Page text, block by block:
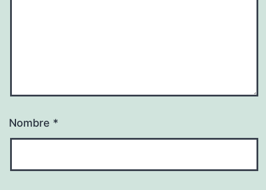
Nombre *